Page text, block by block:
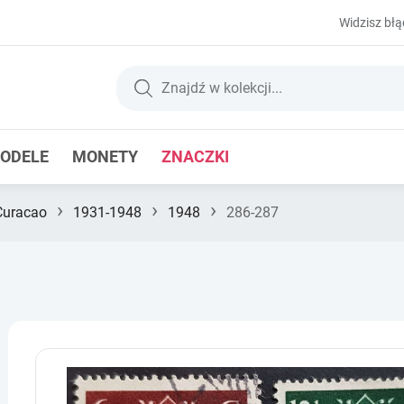
Widzisz
MONETY ZNACZKI
› 1931-1948 › 1948 › 286-287